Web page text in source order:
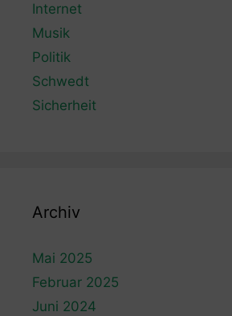
Internet
Musik
Politik
Schwedt
Sicherheit
Archiv
Mai 2025
Februar 2025
Juni 2024